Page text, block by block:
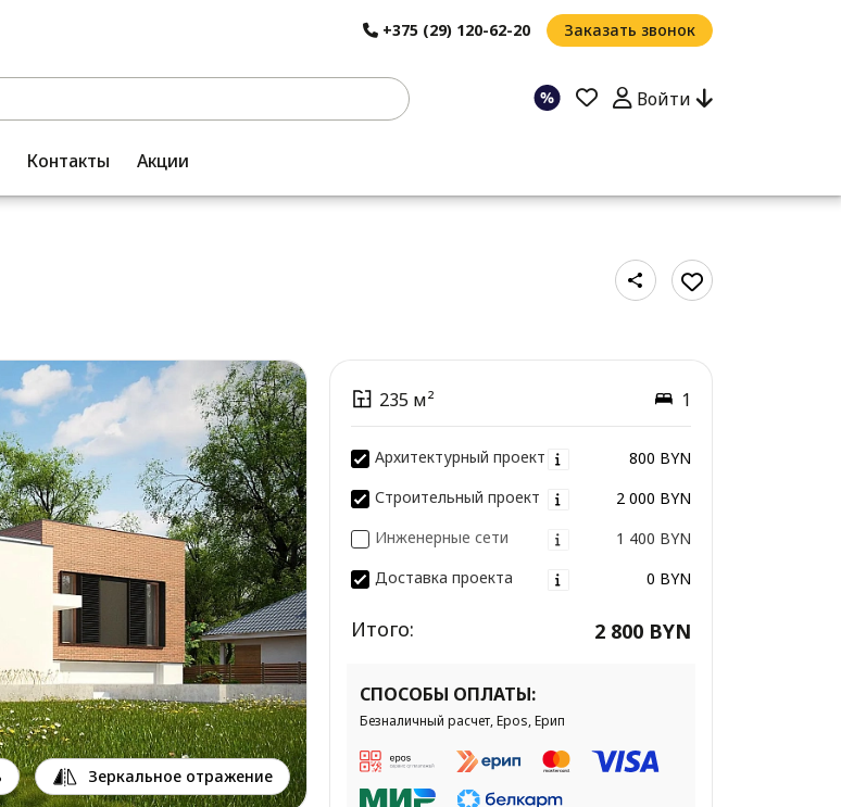
+375 (29) 120-62-20 Заказать звонок
Войти
Контакты Акции
Зеркальное отражение
235 м² 1
Архитектурный проект
800 BYN
Строительный проект
2 000 BYN
Инженерные сети
1 400 BYN
Доставка проекта
0 BYN
Итого: 2 800 BYN
СПОСОБЫ ОПЛАТЫ:
Безналичный расчет, Epos, Ерип